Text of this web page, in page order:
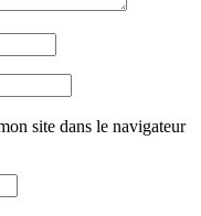
site dans le navigateur